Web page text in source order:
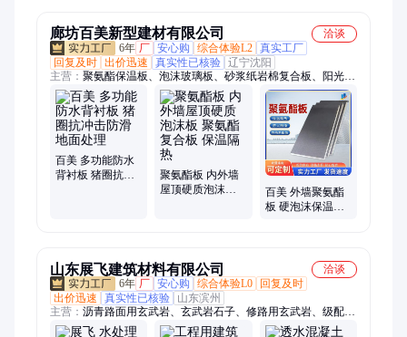
廊坊百美新型建材有限公司
洽谈
6年 厂 安心购 综合体验L2 真实工厂
回复及时 出价迅速 真实性已核验 辽宁沈阳
主营： 聚氨酯保温板、泡沫玻璃板、砂浆纸岩棉复合板、阳光房
隔热板、聚合聚苯板、复合硅酸盐板、水泥发泡板、挤塑板、聚
苯板、酚醛板、保温装饰一体板
百美 多功能防水
背衬板 猪圈抗冲
聚氨酯板 内外墙
屋顶硬质泡沫板
百美 外墙聚氨酯
板 硬泡沫保温复
山东展飞建筑材料有限公司
洽谈
6年 厂 安心购 综合体验L0
回复及时
出价迅速
真实性已核验
山东滨州
主营： 沥青路面用玄武岩、玄武岩石子、修路用玄武岩、级配碎
石、道砟、沙石料、砂石料、山东玄武岩、石灰岩、玄武岩15、